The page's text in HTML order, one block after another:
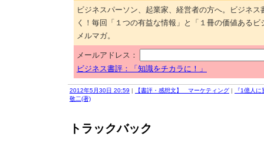
ビジネスパーソン、起業家、経営者の方へ。ビジネ
く！毎回「１つの有益な情報」と「１冊の価値ある
メルマガ。
メールアドレス：
ビジネス書評：「知識をチカラに！」
2012年5月30日 20:59 | 【書評・感想文】 マーケティング |
『1億人
敬二(著)
トラックバック